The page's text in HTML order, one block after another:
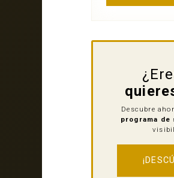
Descubre
programa